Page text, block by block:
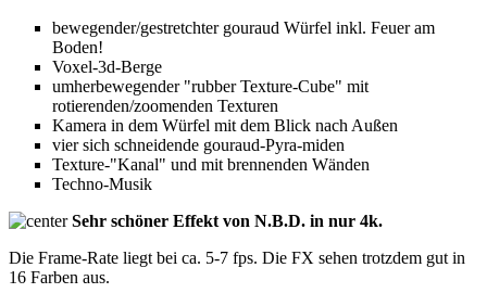
bewegender/gestretchter gouraud Würfel inkl. Feuer am
Boden!
Voxel-3d-Berge
umherbewegender "rubber Texture-Cube" mit
rotierenden/zoomenden Texturen
Kamera in dem Würfel mit dem Blick nach Außen
vier sich schneidende gouraud-Pyra-miden
Texture-"Kanal" und mit brennenden Wänden
Techno-Musik
Sehr schöner Effekt von N.B.D. in nur 4k.
Die Frame-Rate liegt bei ca. 5-7 fps. Die FX sehen trotzdem gut in
16 Farben aus.